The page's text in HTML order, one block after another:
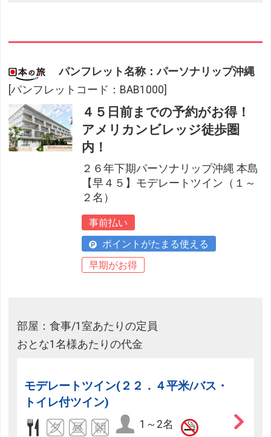
パンフレット名称：パーソナリップ沖縄
[パンフレットコード：BAB1000]
４５日前までの予約がお得！
アメリカンビレッジ徒歩圏
内！
２６年下期パーソナリップ沖縄 本島
【早４５】モデレートツイン（１～
２名）
事前払い
ポイントがたまる使える
早期がお得
部屋：食事/1室あたりの定員
おとな1名様あたりの代金
モデレートツイン(２２．４平米/バス・
トイレ付ツイン)
1～2名